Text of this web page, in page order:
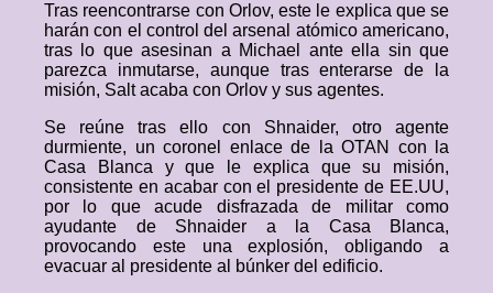
Tras reencontrarse con Orlov, este le explica que se
harán con el control del arsenal atómico americano,
tras lo que asesinan a Michael ante ella sin que
parezca inmutarse, aunque tras enterarse de la
misión, Salt acaba con Orlov y sus agentes.
Se reúne tras ello con Shnaider, otro agente
durmiente, un coronel enlace de la OTAN con la
Casa Blanca y que le explica que su misión,
consistente en acabar con el presidente de EE.UU,
por lo que acude disfrazada de militar como
ayudante de Shnaider a la Casa Blanca,
provocando este una explosión, obligando a
evacuar al presidente al búnker del edificio.